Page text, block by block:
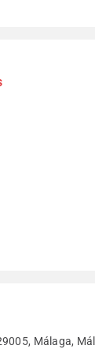
Málaga,